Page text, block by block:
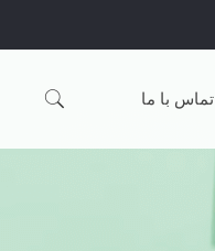
تماس با ما